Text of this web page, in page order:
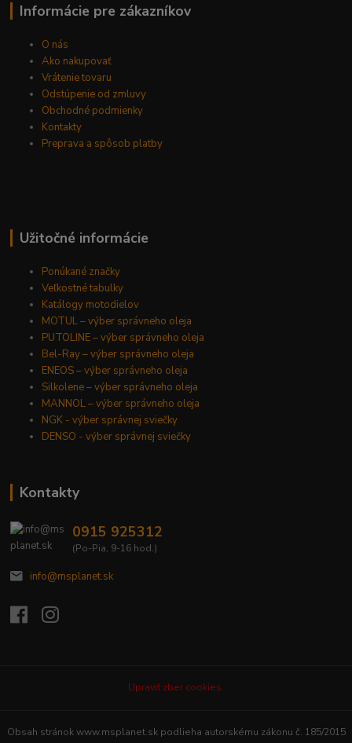
Informácie pre zákazníkov
O nás
Ako nakupovať
Vrátenie tovaru
Odstúpenie od zmluvy
Obchodné podmienky
Kontakty
Preprava a spôsob platby
Užitočné informácie
Ponúkané značky
Veľkostné tabulky
Katálogy motodielov
MOTUL – výber správneho oleja
PUTOLINE – výber správneho oleja
Bel-Ray – výber správneho oleja
ENEOS – výber správneho oleja
Silkolene – výber správneho oleja
MANNOL – výber správneho oleja
NGK - výber správnej sviečky
DENSO - výber správnej sviečky
Kontakty
0915 925312
(Po-Pia, 9-16 hod.)
info@msplanet.sk
Upraviť zber cookies.
Obsah stránok www.msplanet.sk podlieha autorskému zákonu č. 185/2015